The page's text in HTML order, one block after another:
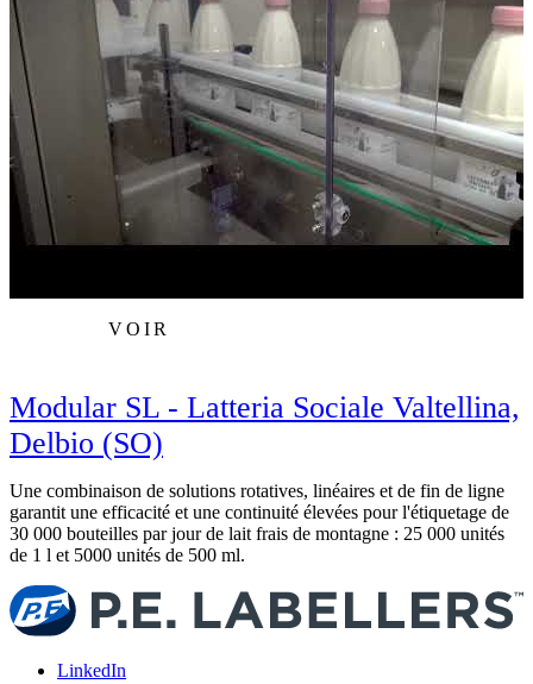
VOIR
Modular SL - Latteria Sociale Valtellina,
Delbio (SO)
Une combinaison de solutions rotatives, linéaires et de fin de ligne
garantit une efficacité et une continuité élevées pour l'étiquetage de
30 000 bouteilles par jour de lait frais de montagne : 25 000 unités
de 1 l et 5000 unités de 500 ml.
LinkedIn